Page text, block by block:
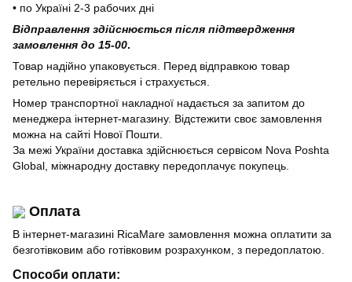
• по Україні 2-3 рабочих дні
Відправлення здійснюється після підтвердження
замовлення до 15-00.
Товар надійно упаковується. Перед відправкою товар
ретельно перевіряється і страхується.
Номер транспортної накладної надається за запитом до
менеджера інтернет-магазину. Відстежити своє замовлення
можна на сайті Нової Пошти.
За межі України доставка здійснюється сервісом Nova Poshta
Global, міжнародну доставку передоплачує покупець.
Оплата
В інтернет-магазині RicaMare замовлення можна оплатити за
безготівковим або готівковим розрахунком, з передоплатою.
Способи оплати: